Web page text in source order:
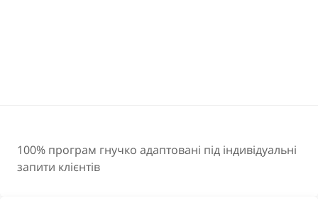
100% програм гнучко адаптовані під індивідуальні
запити клієнтів